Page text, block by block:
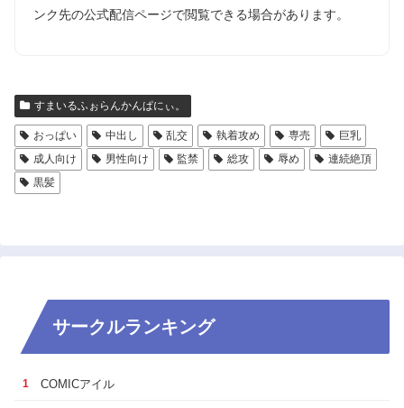
ンク先の公式配信ページで閲覧できる場合があります。
すまいるふぉらんかんぱにぃ。
おっぱい 中出し 乱交 執着攻め 専売
巨乳
成人向け
男性向け 監禁 総攻 辱め
連続絶頂
黒髪
サークルランキング
1 COMICアイル